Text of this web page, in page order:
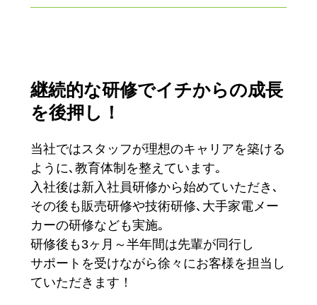
継続的な研修でイチからの成長
を後押し！
当社ではスタッフが理想のキャリアを築ける
ように､教育体制を整えています｡
入社後は新入社員研修から始めていただき､
その後も販売研修や技術研修､大手家電メー
カーの研修なども実施｡
研修後も3ヶ月～半年間は先輩が同行し
サポートを受けながら徐々にお客様を担当し
ていただきます！